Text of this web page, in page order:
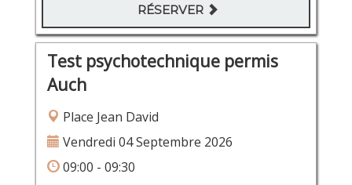
RÉSERVER
Test psychotechnique permis
Auch
Place Jean David
Vendredi 04 Septembre 2026
09:00 - 09:30